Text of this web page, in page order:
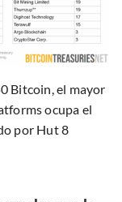
Bitcoin, el mayor
ocupa el
por Hut 8